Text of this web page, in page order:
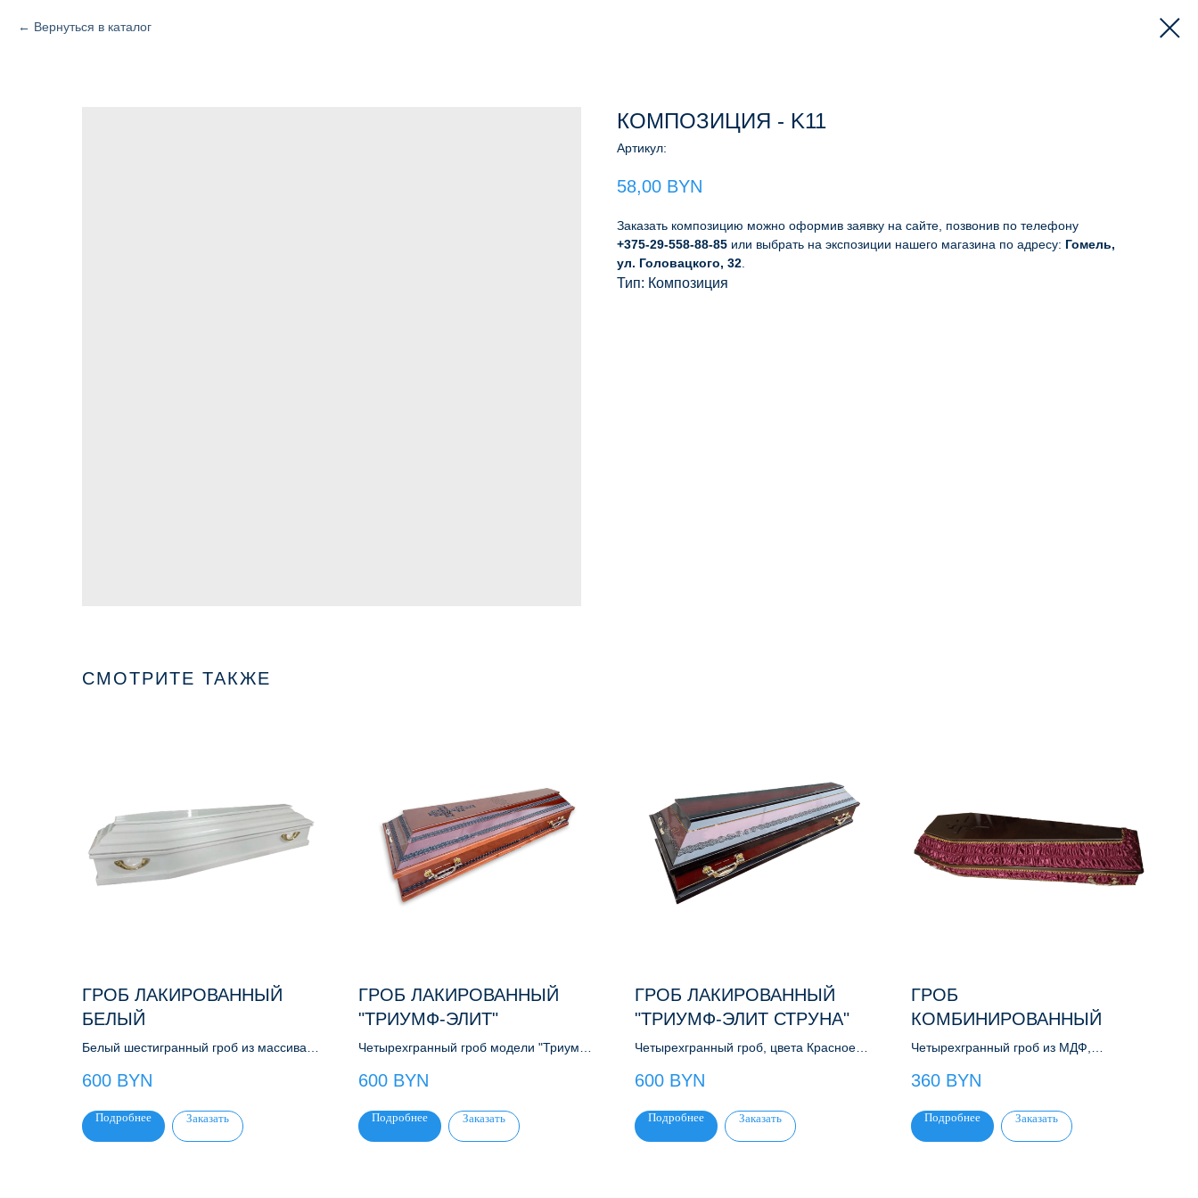
Вернуться в каталог
КОМПОЗИЦИЯ - K11
Артикул:
58,00 BYN
Заказать композицию можно оформив заявку на сайте, позвонив по телефону
+375-29-558-88-85 или выбрать на экспозиции нашего магазина по адресу: Гомель,
ул. Головацкого, 32.
Тип: Композиция
СМОТРИТЕ ТАКЖЕ
ГРОБ ЛАКИРОВАННЫЙ
БЕЛЫЙ
Белый шестигранный гроб из массива
600 BYN
Подробнее Заказать
ГРОБ ЛАКИРОВАННЫЙ
"ТРИУМФ-ЭЛИТ"
Четырехгранный гроб модели "Триумф-
600 BYN
Подробнее Заказать
ГРОБ ЛАКИРОВАННЫЙ
"ТРИУМФ-ЭЛИТ СТРУНА"
Четырехгранный гроб, цвета Красное
атлас
600 BYN
Подробнее Заказать
ГРОБ
КОМБИНИРОВАННЫЙ
Четырехгранный гроб из МДФ,
Обивка - атлас
360 BYN
Подробнее Заказать